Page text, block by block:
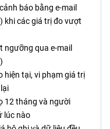
báo bằng e-mail
khi các giá trị đo vượt
ngưỡng qua e-mail
hiện tại, vi phạm giá trị
12 tháng và người
lúc nào